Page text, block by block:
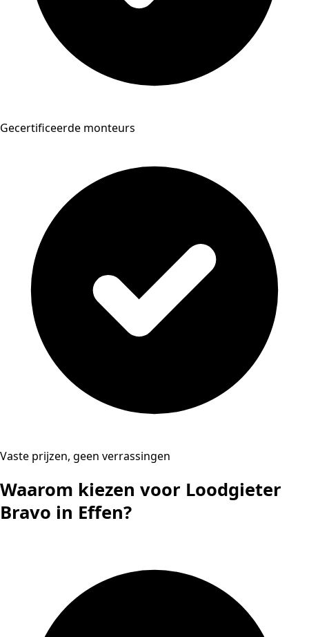
Gecertificeerde monteurs
Vaste prijzen, geen verrassingen
Waarom kiezen voor Loodgieter
Bravo in Effen?